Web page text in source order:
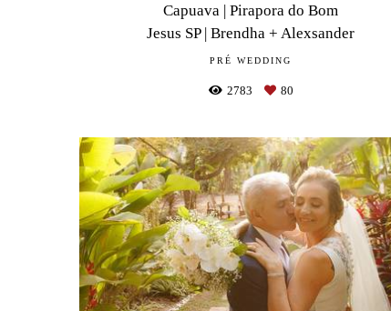
Capuava | Pirapora do Bom
Jesus SP | Brendha + Alexsander
PRÉ WEDDING
2783 80